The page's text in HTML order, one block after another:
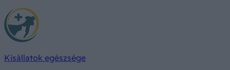
Kisállatok egészsége